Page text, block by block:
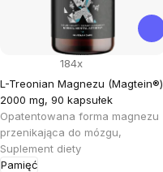
L-Treonian Magnezu (Magtein®)
2000 mg, 90 kapsułek
Opatentowana forma magnezu
przenikająca do mózgu,
Suplement diety
Pamięć
184x